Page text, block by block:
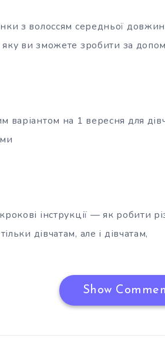
з волоссям середньої
яку ви зможете зробити за
варіантом на 1 вересня для
інструкції — як робити
дівчатам, але і дівчатам,
Show